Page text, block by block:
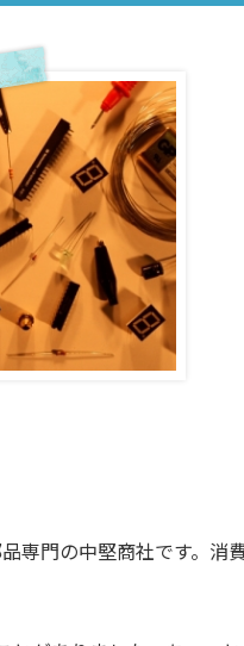
専門の中堅商社です。消